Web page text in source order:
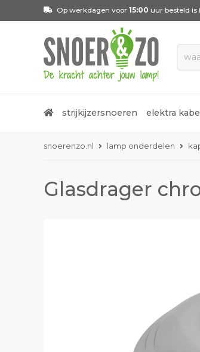
Op werkdagen voor 15:00 uur besteld is
strijkijzersnoeren elektra
snoerenzo.nl lamp onderdelen
Glasdrager